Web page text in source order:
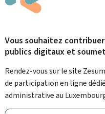
Vous souhaitez
publics digitaux et
Rendez-vous sur le site
de participation en ligne
administrative au